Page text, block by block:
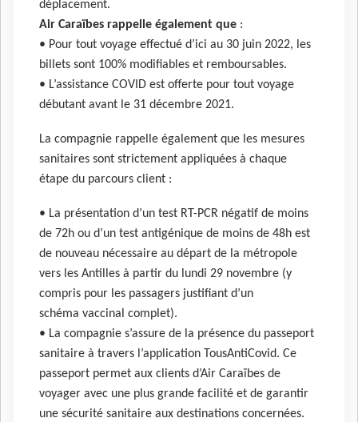
déplacement.
Air Caraïbes rappelle également que :
• Pour tout voyage effectué d’ici au 30 juin 2022, les
billets sont 100% modifiables et remboursables.
• L’assistance COVID est offerte pour tout voyage
débutant avant le 31 décembre 2021.
La compagnie rappelle également que les mesures
sanitaires sont strictement appliquées à chaque
étape du parcours client :
• La présentation d’un test RT-PCR négatif de moins
de 72h ou d’un test antigénique de moins de 48h est
de nouveau nécessaire au départ de la métropole
vers les Antilles à partir du lundi 29 novembre (y
compris pour les passagers justifiant d’un
schéma vaccinal complet).
• La compagnie s’assure de la présence du passeport
sanitaire à travers l’application TousAntiCovid. Ce
passeport permet aux clients d’Air Caraïbes de
voyager avec une plus grande facilité et de garantir
une sécurité sanitaire aux destinations concernées.